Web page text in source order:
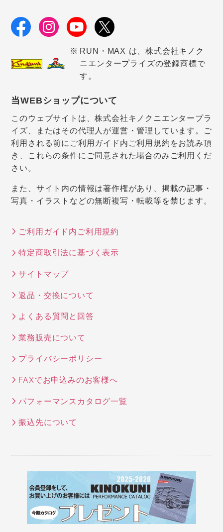
RUN・MAX は、株式会社キノク
ニエンタープライズの登録商標で
す。
当WEBショップについて
このウェブサイトは、株式会社キノクニエンタープラ
イズ、またはその代理人が運営・管理しています。ご
利用される前にご利用ガイド内ご利用規約をお読み頂
き、これらの条件にご同意された場合のみご利用くだ
さい。
また、サイト内の情報は著作権があり、掲載の記事・
写真・イラストなどの無断複写・転載等を禁じます。
ご利用ガイド内ご利用規約
特定商取引法に基づく表示
サイトマップ
返品・交換について
よくある質問と回答
業務販売について
プライバシーポリシー
FAXでお申込みのお客様へ
パフォーマンスカタログ一覧
振込先について